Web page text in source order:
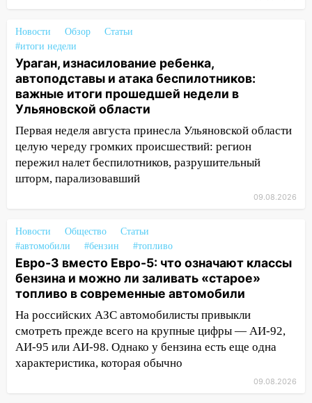
пропал 67-летний мужчина
08:11
На Ульяновск снова надвигается
непогода
07:30 Евро-3 вместо Евро-5: что
заливать «старое» топливо в
современные автомобили
06:30 Какая погода будет в Ульяновской
измениться: гороскоп на 9 августа —
три знака получат шанс, который нельзя
упустить
08.08.2026
Во время урагана в Ульяновске на
Волге перевернулась лодка
19:55 В Ульяновске упавшее дерево
заблокировало в машине двух женщин
Новости Обзор
Статьи
#итоги недели
Ураган, изнасилование ребенка,
автоподставы и атака беспилотников:
важные итоги прошедшей недели в
Ульяновской области
Первая неделя августа принесла Ульяновской области
целую череду громких происшествий: регион
пережил налет беспилотников, разрушительный
шторм, парализовавший
09.08.2026
Новости Общество
Статьи
#автомобили
#бензин #топливо
Евро-3 вместо Евро-5: что означают классы
бензина и можно ли заливать «старое»
топливо в современные автомобили
На российских АЗС автомобилисты привыкли
смотреть прежде всего на крупные цифры — АИ-92,
АИ-95 или АИ-98. Однако у бензина есть еще одна
характеристика, которая обычно
09.08.2026